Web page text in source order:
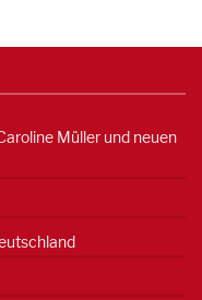
Müller und neuen